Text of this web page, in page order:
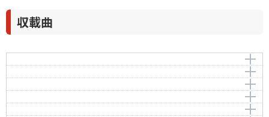
収載曲
春が来た
作曲者：岡野貞一
Okano，Teiichi
作詞者：髙野辰之
ゆりかごのうた
作曲者：草川 信
Kusakawa，Shin
つき
作曲者：文部省唱歌
証城寺の狸囃子
さくら